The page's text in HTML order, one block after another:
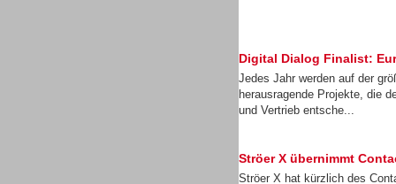
Digital Dialog Finalist:
Jedes Jahr werden auf der
herausragende Projekte, die
und Vertrieb entsche...
Ströer X übernimmt
Ströer X hat kürzlich des